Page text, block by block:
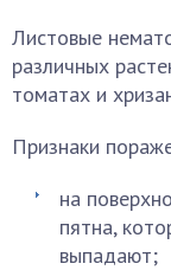
Листовые
различных
томатах и
Признаки
на
пятна,
выпадают;